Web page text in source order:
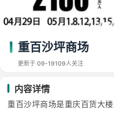
重百沙坪商场
更新于 09-19109人关注
内容详情
重百沙坪商场是重庆百货大